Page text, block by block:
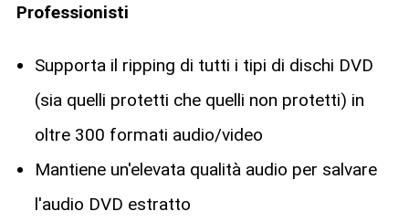
Professionisti
Supporta il ripping di tutti i tipi di dischi DVD
(sia quelli protetti che quelli non protetti) in
oltre 300 formati audio/video
Mantiene un'elevata qualità audio per salvare
l'audio DVD estratto